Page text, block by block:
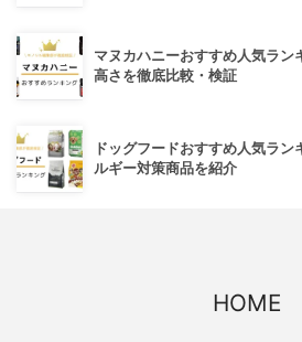
マヌカハニーおすすめ人気ラ
高さを徹底比較・検証
ドッグフードおすすめ人気ラ
ルギー対策商品を紹介
HOME